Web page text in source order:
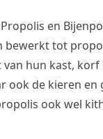
en
tot
van hun kast,
ook de kieren en
ook wel